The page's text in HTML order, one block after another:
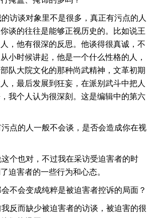
访谈对象里不是很多，真正有污点的人
谈的往往是能够正视历史的。比如说王
，他有很深的反思。他谈得很真诚，不
小时候讲起，他是一个什么性格的人，
队大院文化的那种尚武精神，文革初期
，最后发展到狂妄，在派别武斗中把人
我个人认为很深刻。这是编辑中的第六
污点的人一般不会谈，是否会造成你在视
个也对，不过我在采访受迫害者的时
迫害者的一些行为和心态。
不会变成纯粹是被迫害者控诉的局面？
反而缺少被迫害者的访谈，被迫害的很